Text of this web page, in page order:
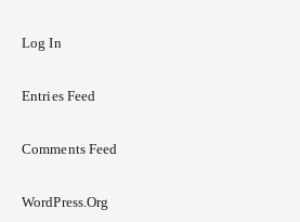
Log In
Entries Feed
Comments Feed
WordPress.org